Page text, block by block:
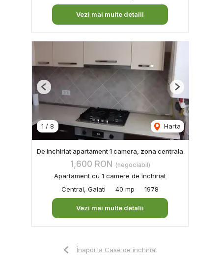
Vezi mai multe detalii
1 / 8 Harta
Previous Next
De inchiriat apartament 1 camera, zona centrala
1,600 RON (negociabil)
Apartament cu 1 camere de închiriat
Central, Galati
40 mp 1978
Vezi mai multe detalii
Înapoi la Case de închiriat